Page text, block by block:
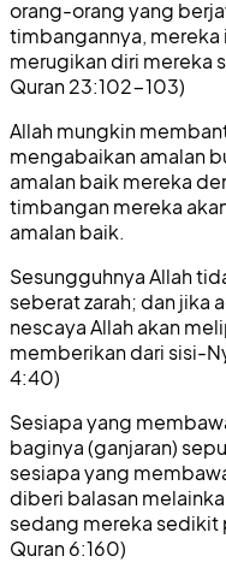
orang-orang yang
timbangannya,
merugikan diri mereka
Quran 23:102-103)
Allah mungkin
mengabaikan amalan
amalan baik mereka
timbangan mereka
amalan baik.
Sesungguhnya Allah
seberat zarah; dan jika
nescaya Allah akan
memberikan dari sisi-
4:40)
Sesiapa yang
baginya (ganjaran)
sesiapa yang
diberi balasan
sedang mereka sedikit
Quran 6:160)